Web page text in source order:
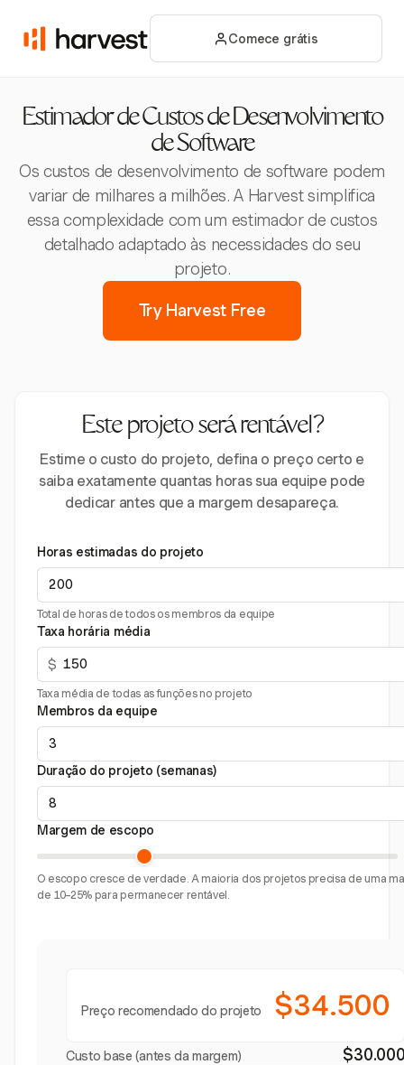
Comece grátis
Estimador de Custos de Desenvolvimento
de Software
Os custos de desenvolvimento de software podem
variar de milhares a milhões. A Harvest simplifica
essa complexidade com um estimador de custos
detalhado adaptado às necessidades do seu
projeto.
Try Harvest Free
Este projeto será rentável?
Estime o custo do projeto, defina o preço certo e
saiba exatamente quantas horas sua equipe pode
dedicar antes que a margem desapareça.
Horas estimadas do projeto
Total de horas de todos os membros da equipe
Taxa horária média
$
Taxa média de todas as funções no projeto
Membros da equipe
Duração do projeto (semanas)
Margem de escopo
O escopo cresce de verdade. A maioria dos projetos precisa de uma
de 10–25% para permanecer rentável.
Preço recomendado do projeto $34.500
Custo base (antes da margem)